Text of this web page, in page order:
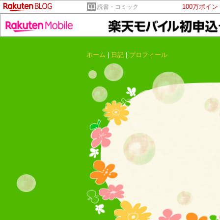
読書・コミック 100万ポイ
ホーム 日記 プロフィール